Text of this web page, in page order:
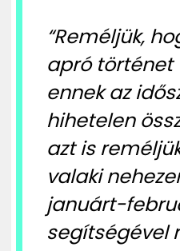
“Reméljük,
apró történet
ennek az
hihetelen
azt is
valaki
januárt-
segítségével